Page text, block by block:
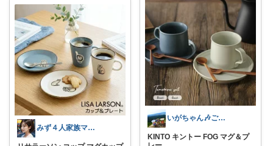
みず４人家族ママ★３０代子育て奮闘中🙆
いがちゃん🎶ご購入感謝です🎶
KINTO キントー FOG マグ＆プ